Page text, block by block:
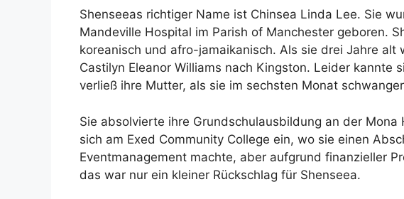
Shenseeas richtiger Name ist Chinsea Linda Lee. Sie
Mandeville Hospital im Parish of Manchester geboren.
koreanisch und afro-jamaikanisch. Als sie drei Jahre alt
Castilyn Eleanor Williams nach Kingston. Leider kannte
verließ ihre Mutter, als sie im sechsten Monat
Sie absolvierte ihre Grundschulausbildung an der Mona
sich am Exed Community College ein, wo sie einen
Eventmanagement machte, aber aufgrund finanzieller
das war nur ein kleiner Rückschlag für Shenseea.